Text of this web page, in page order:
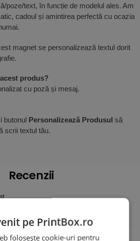
poze/text, în funcție de modelul ales. Am
cadoul și amintirea perfectă cu ocazia
magnet se personalizează textul dorit
produs?
cu poză și mesaj.
butonul Personalizează Produsul să
scrii textul tău.
Recenzii
pe PrintBox.ro
folosește cookie-uri pentru